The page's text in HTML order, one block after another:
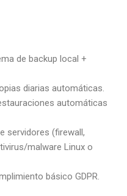
de backup local +
diarias automáticas.
automáticas
servidores (firewall,
malware Linux o
básico GDPR.